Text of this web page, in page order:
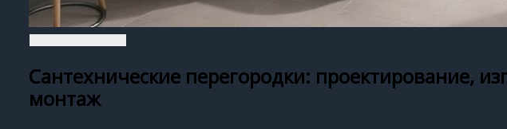
Сантехнические перегородки: проектирование,
монтаж